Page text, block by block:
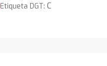
Etiqueta DGT:C